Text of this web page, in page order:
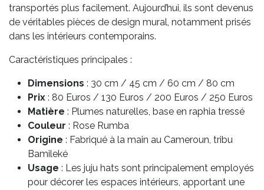
transportés plus facilement. Aujourd’hui, ils sont devenus
de véritables pièces de design mural, notamment prisés
dans les intérieurs contemporains.
Caractéristiques principales :
Dimensions : 30 cm / 45 cm / 60 cm / 80 cm
Prix : 80 Euros / 130 Euros / 200 Euros / 250 Euros
Matière : Plumes naturelles, base en raphia tressé
Couleur : Rose Rumba
Origine : Fabriqué à la main au Cameroun, tribu
Bamileké
Usage : Les juju hats sont principalement employés
pour décorer les espaces intérieurs, apportant une